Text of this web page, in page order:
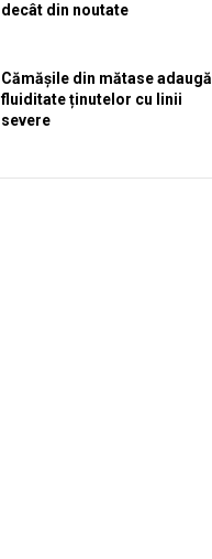
decât din noutate
Cămășile din mătase adaugă
fluiditate ținutelor cu linii
severe